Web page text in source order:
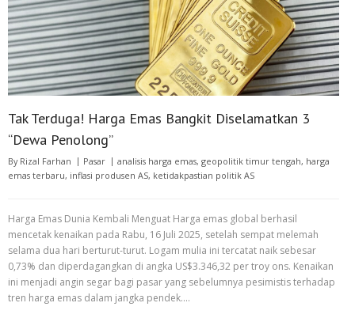
Tak Terduga! Harga Emas Bangkit Diselamatkan 3
“Dewa Penolong”
By Rizal Farhan Pasar analisis harga emas, geopolitik timur tengah, harga
emas terbaru, inflasi produsen AS, ketidakpastian politik AS
Harga Emas Dunia Kembali Menguat Harga emas global berhasil
mencetak kenaikan pada Rabu, 16 Juli 2025, setelah sempat melemah
selama dua hari berturut-turut. Logam mulia ini tercatat naik sebesar
0,73% dan diperdagangkan di angka US$3.346,32 per troy ons. Kenaikan
ini menjadi angin segar bagi pasar yang sebelumnya pesimistis terhadap
tren harga emas dalam jangka pendek.…